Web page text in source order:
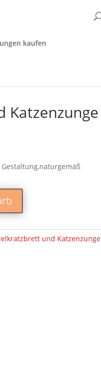
kaufen
Katzenzunge
und Katzenzunge